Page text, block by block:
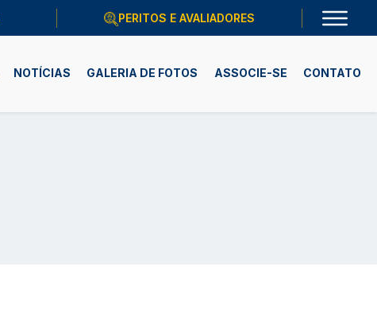
PERITOS E AVALIADORES
NOTÍCIAS GALERIA DE FOTOS ASSOCIE-SE CONTATO